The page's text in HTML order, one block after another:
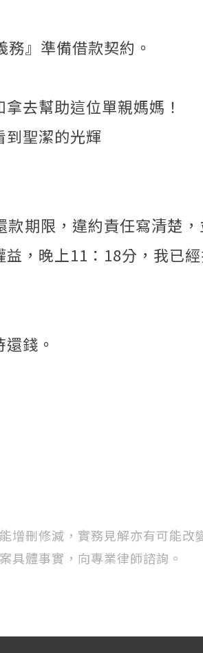
』準備借款契約。
去幫助這位單親媽媽！
到聖潔的光輝
期限，違約責任寫清楚
，晚上11：18分，我已
錢。
增刪修減，實務見解亦有可能
具體事實，向專業律師諮詢。